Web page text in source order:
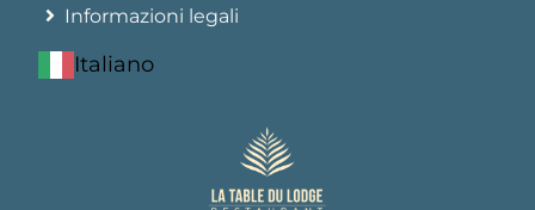
Informazioni legali
Italiano